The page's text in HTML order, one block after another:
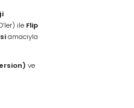
ile Flip
amacıyla
ve